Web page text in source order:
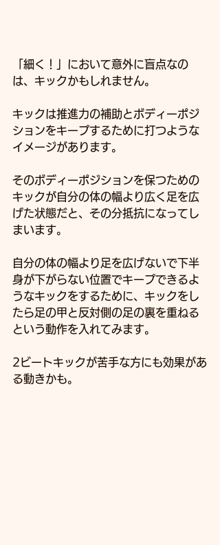
「細く！」において意外に盲点なの
は、キックかもしれません。
キックは推進力の補助とボディーポジ
ションをキープするために打つような
イメージがあります。
そのボディーポジションを保つための
キックが自分の体の幅より広く足を広
げた状態だと、その分抵抗になってし
まいます。
自分の体の幅より足を広げないで下半
身が下がらない位置でキープできるよ
うなキックをするために、キックをし
たら足の甲と反対側の足の裏を重ねる
という動作を入れてみます。
2ビートキックが苦手な方にも効果があ
る動きかも。